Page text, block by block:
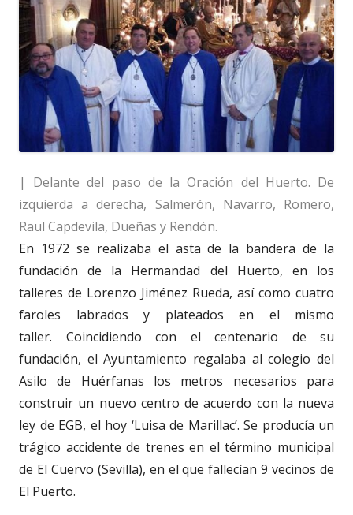
| Delante del paso de la Oración del Huerto. De
izquierda a derecha, Salmerón, Navarro, Romero,
Raul Capdevila, Dueñas y Rendón.
En 1972 se realizaba el asta de la bandera de la
fundación de la Hermandad del Huerto, en los
talleres de Lorenzo Jiménez Rueda, así como cuatro
faroles labrados y plateados en el mismo
taller. Coincidiendo con el centenario de su
fundación, el Ayuntamiento regalaba al colegio del
Asilo de Huérfanas los metros necesarios para
construir un nuevo centro de acuerdo con la nueva
ley de EGB, el hoy ‘Luisa de Marillac’. Se producía un
trágico accidente de trenes en el término municipal
de El Cuervo (Sevilla), en el que fallecían 9 vecinos de
El Puerto.